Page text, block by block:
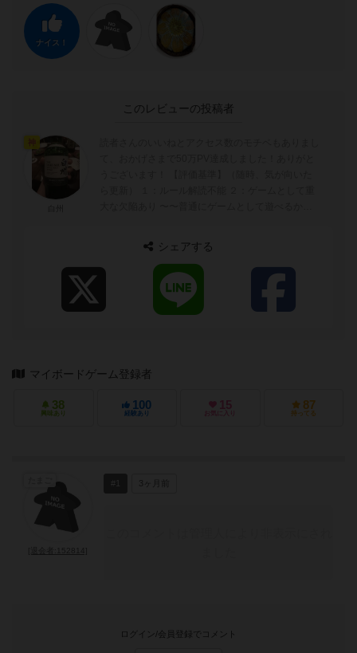
ナイス！
このレビューの投稿者
シェアする
マイボードゲーム登録者
38
興味あり
100
経験あり
15
お気に入り
87
持ってる
3ヶ月前
ログイン/会員登録でコメント